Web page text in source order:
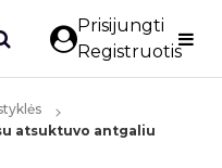
Prisijungti
Registruotis
atsuktuvo antgaliu